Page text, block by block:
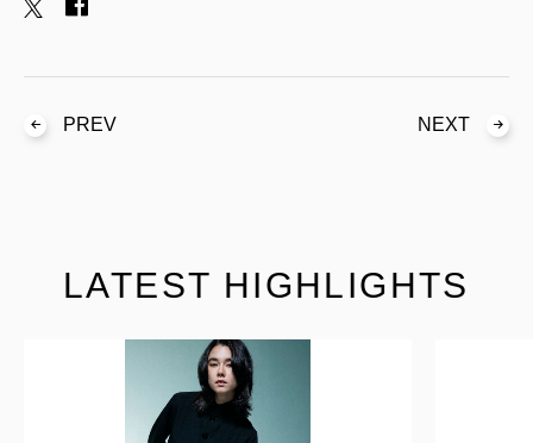
PREV NEXT
LATEST HIGHLIGHTS